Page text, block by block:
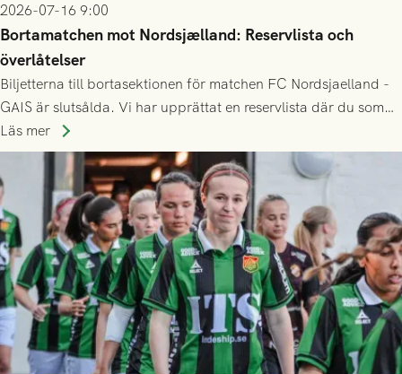
2026-07-16 9:00
Bortamatchen mot Nordsjælland: Reservlista och
överlåtelser
Biljetterna till bortasektionen för matchen FC Nordsjaelland -
GAIS är slutsålda. Vi har upprättat en reservlista där du som
ännu inte har någon biljett kan anmäla ditt intresse. Du kan
inte själv överlåta din biljett till någon annan.
Läs mer